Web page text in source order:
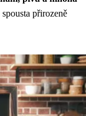
přirozeně